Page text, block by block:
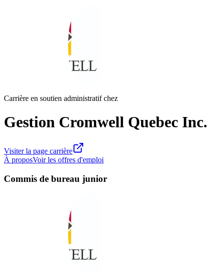
Carrière en soutien administratif chez
Gestion Cromwell Quebec Inc.
Visiter la page carrière
À proposVoir les offres d'emploi
Commis de bureau junior